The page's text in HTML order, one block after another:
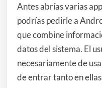
Antes abrías varias
podrías pedirle a
que combine
datos del sistema. El
necesariamente de
de entrar tanto en